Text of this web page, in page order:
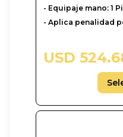
- Equipaje mano: 1
- Aplica penalidad
USD